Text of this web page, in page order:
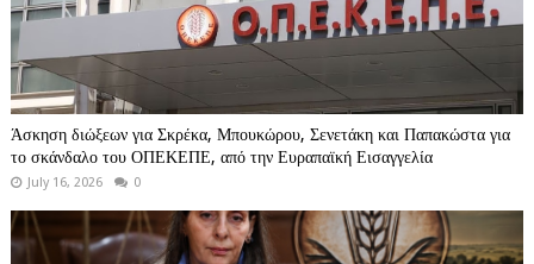
Άσκηση διώξεων για Σκρέκα, Μπουκώρου, Σενετάκη και Παπακώστα για
το σκάνδαλο του ΟΠΕΚΕΠΕ, από την Ευραπαϊκή Εισαγγελία
July 16, 2026 0